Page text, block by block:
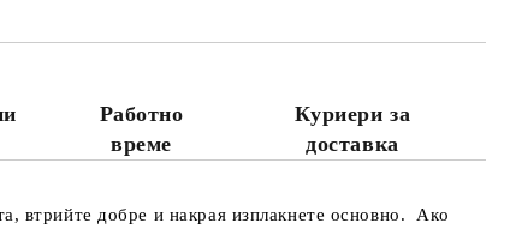
Работно
време
Куриери за
доставка
втрийте добре и накрая изплакнете основно. Ако